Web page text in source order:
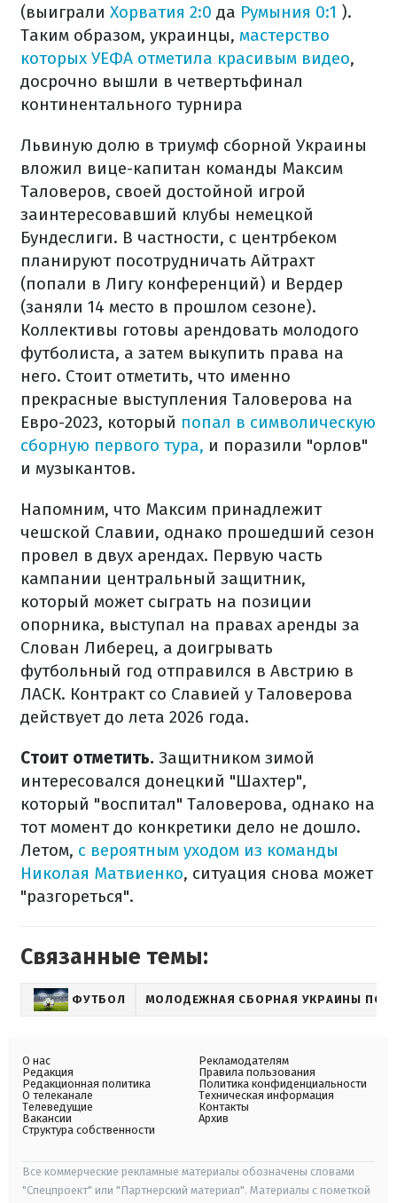
(выиграли Хорватия 2:0 да Румыния 0:1 ).
Таким образом, украинцы, мастерство
которых УЕФА отметила красивым видео,
досрочно вышли в четвертьфинал
континентального турнира
Львиную долю в триумф сборной Украины
вложил вице-капитан команды Максим
Таловеров, своей достойной игрой
заинтересовавший клубы немецкой
Бундеслиги. В частности, с центрбеком
планируют посотрудничать Айтрахт
(попали в Лигу конференций) и Вердер
(заняли 14 место в прошлом сезоне).
Коллективы готовы арендовать молодого
футболиста, а затем выкупить права на
него. Стоит отметить, что именно
прекрасные выступления Таловерова на
Евро-2023, который попал в символическую
сборную первого тура, и поразили "орлов"
и музыкантов.
Напомним, что Максим принадлежит
чешской Славии, однако прошедший сезон
провел в двух арендах. Первую часть
кампании центральный защитник,
который может сыграть на позиции
опорника, выступал на правах аренды за
Слован Либерец, а доигрывать
футбольный год отправился в Австрию в
ЛАСК. Контракт со Славией у Таловерова
действует до лета 2026 года.
Стоит отметить. Защитником зимой
интересовался донецкий "Шахтер",
который "воспитал" Таловерова, однако на
тот момент до конкретики дело не дошло.
Летом, с вероятным уходом из команды
Николая Матвиенко, ситуация снова может
"разгореться".
Связанные темы:
ФУТБОЛ МОЛОДЕЖНАЯ СБОРНАЯ УКРАИНЫ ПО
О нас
Редакция
Редакционная политика
О телеканале
Телеведущие
Вакансии
Структура собственности
Рекламодателям
Правила пользования
Политика конфиденциальности
Техническая информация
Контакты
Архив
Все коммерческие рекламные материалы обозначены словами
"Спецпроект" или "Партнерский материал". Материалы с пометкой